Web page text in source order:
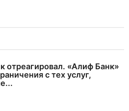
отреагировал. «Алиф Банк»
с тех услуг,